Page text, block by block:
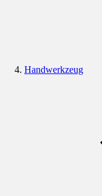
Handwerkzeug